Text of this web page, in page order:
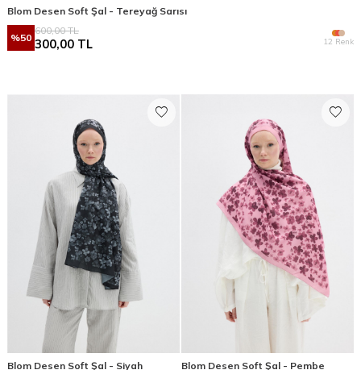
Blom Desen Soft Şal - Tereyağ Sarısı
%50
600,00TL
300,00 TL 12 Renk
Blom Desen Soft Şal - Siyah Blom Desen Soft Şal - Pembe